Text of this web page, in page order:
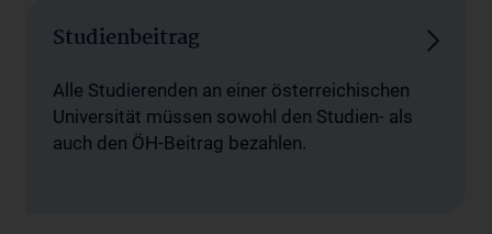
Studienbeitrag
Alle Studierenden an einer österreichischen
Universität müssen sowohl den Studien- als
auch den ÖH-Beitrag bezahlen.